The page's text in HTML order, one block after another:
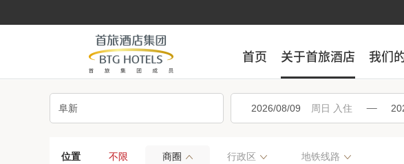
首页 关于首旅酒店 我们
首页 关于首旅酒店 我们
入住
位置 不限 商圈 行政区 地铁线路